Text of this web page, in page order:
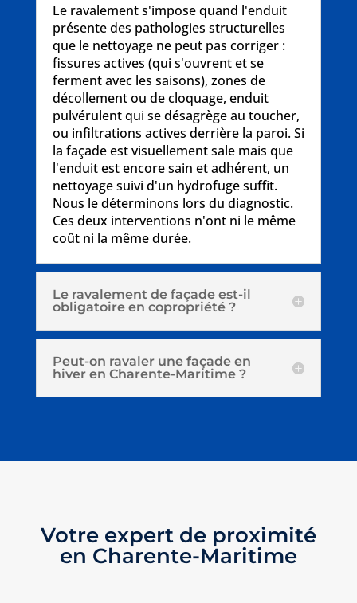
Le ravalement s'impose quand l'enduit
présente des pathologies structurelles
que le nettoyage ne peut pas corriger :
fissures actives (qui s'ouvrent et se
ferment avec les saisons), zones de
décollement ou de cloquage, enduit
pulvérulent qui se désagrège au toucher,
ou infiltrations actives derrière la paroi. Si
la façade est visuellement sale mais que
l'enduit est encore sain et adhérent, un
nettoyage suivi d'un hydrofuge suffit.
Nous le déterminons lors du diagnostic.
Ces deux interventions n'ont ni le même
coût ni la même durée.
Le ravalement de façade est-il
obligatoire en copropriété ?
Peut-on ravaler une façade en
hiver en Charente-Maritime ?
Votre expert de proximité
en Charente-Maritime